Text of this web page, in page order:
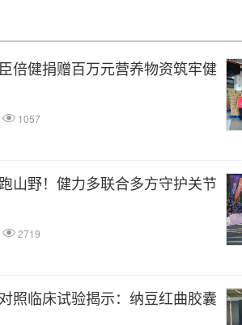
倍健捐赠百万元营养物资筑牢健
1057
山野！健力多联合多方守护关节
2719
照临床试验揭示：纳豆红曲胶囊